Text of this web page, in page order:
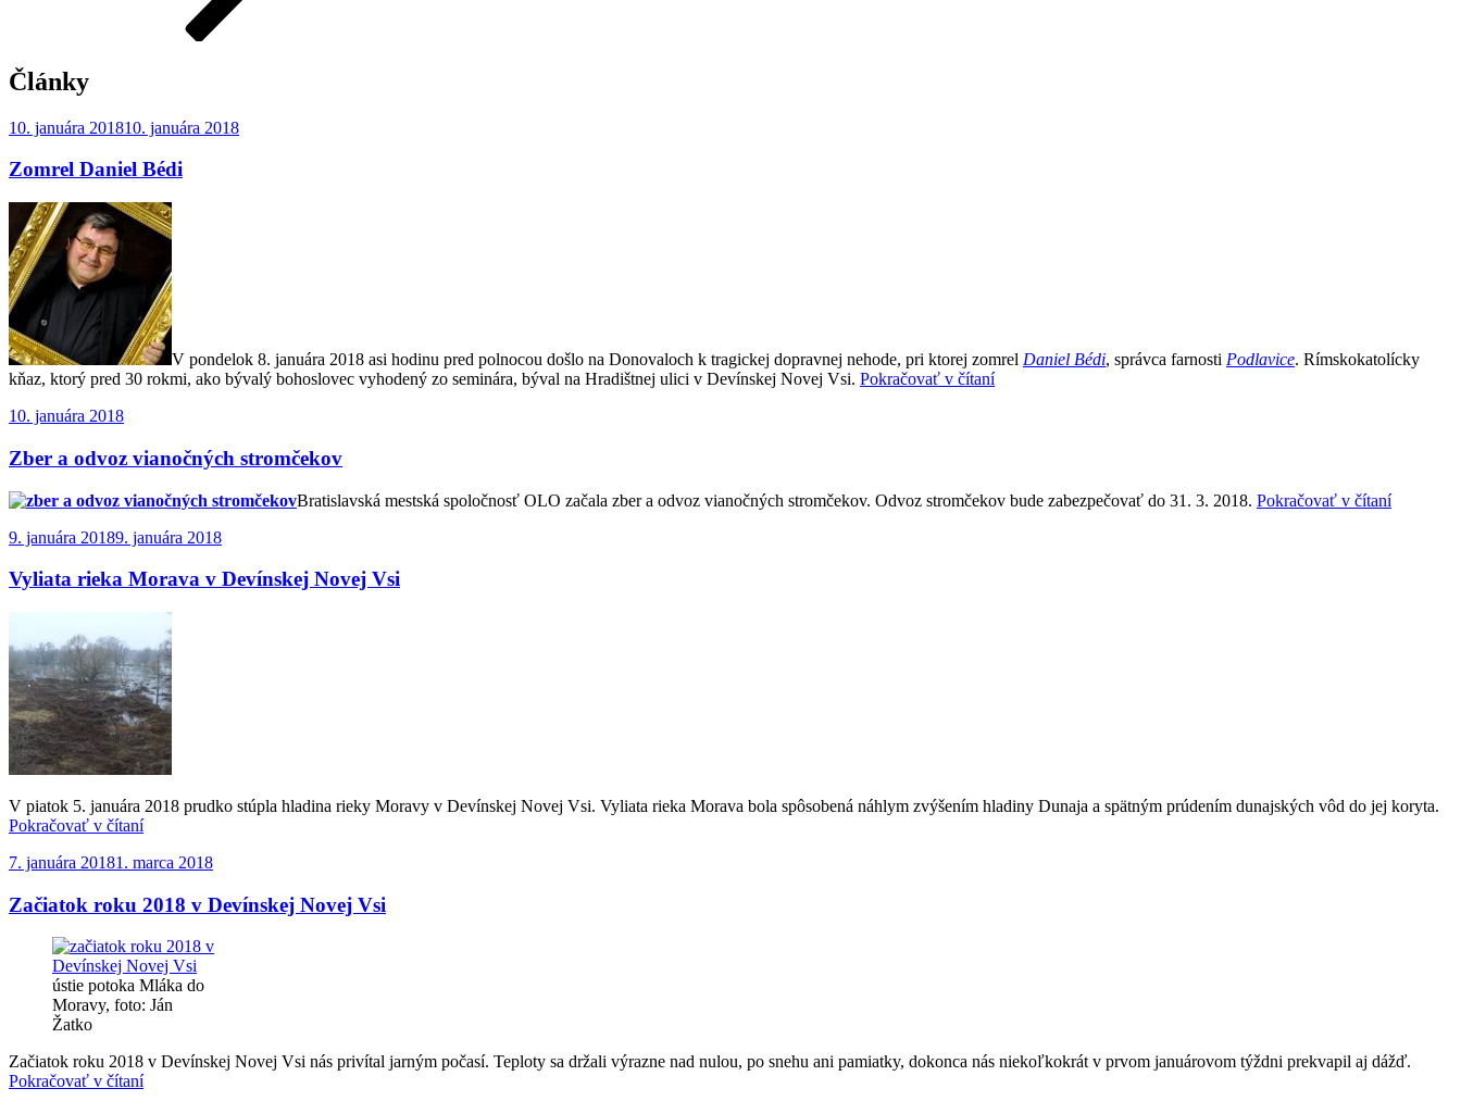
Články
Publikované
10. januára 201810. januára 2018
Zomrel Daniel Bédi
V pondelok 8. januára 2018 asi hodinu pred polnocou došlo na Donovaloch k tragickej dopravnej nehode, pri ktorej zomrel Daniel Bédi, správca farnosti Podlavice. Rímskokatolícky
kňaz, ktorý pred 30 rokmi, ako bývalý bohoslovec vyhodený zo seminára, býval na Hradištnej ulici v Devínskej Novej Vsi. Pokračovať v čítaní„Zomrel
Publikované
10. januára 2018
Zber a odvoz vianočných stromčekov
Bratislavská mestská spoločnosť OLO začala zber a odvoz vianočných stromčekov. Odvoz stromčekov bude zabezpečovať do 31. 3. 2018. Pokračovať v čítaní„Zber
Publikované
9. januára 20189. januára 2018
Vyliata rieka Morava v Devínskej Novej Vsi
V piatok 5. januára 2018 prudko stúpla hladina rieky Moravy v Devínskej Novej Vsi. Vyliata rieka Morava bola spôsobená náhlym zvýšením hladiny Dunaja a spätným prúdením dunajských vôd do jej koryta.
Pokračovať v čítaní„Vyliata
Morava
Devínskej
Vsi“
Publikované
7. januára 20181. marca 2018
Začiatok roku 2018 v Devínskej Novej Vsi
ústie potoka Mláka do
Moravy, foto: Ján
Žatko
Začiatok roku 2018 v Devínskej Novej Vsi nás privítal jarným počasí. Teploty sa držali výrazne nad nulou, po snehu ani pamiatky, dokonca nás niekoľkokrát v prvom januárovom týždni prekvapil aj dážď.
Pokračovať v čítaní„Začiatok